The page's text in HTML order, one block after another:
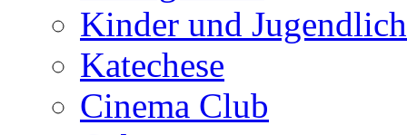
Kinder und
Katechese
Cinema Club